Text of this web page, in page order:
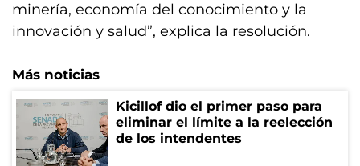
minería, economía del conocimiento y la
innovación y salud”, explica la resolución.
Más noticias
Kicillof dio el primer paso para
eliminar el límite a la reelección
de los intendentes